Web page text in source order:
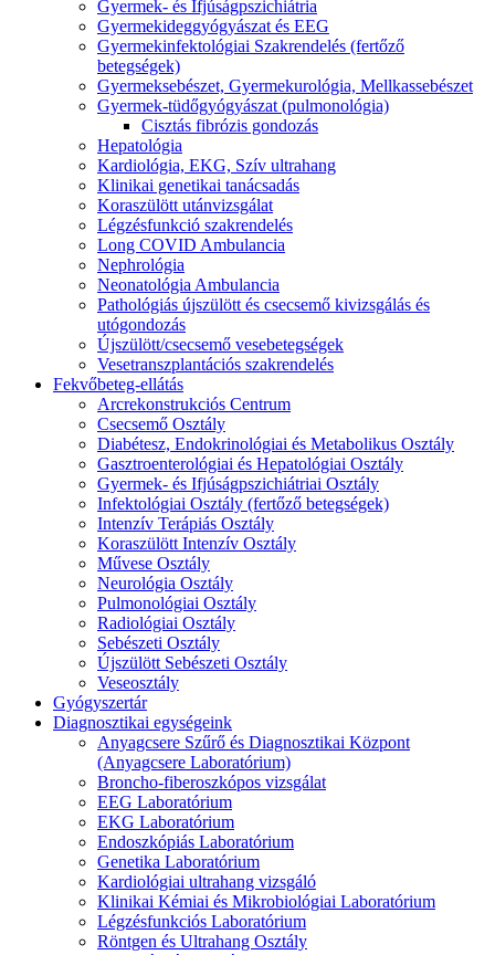
Gyermek- és Ifjúságpszichiátria
Gyermekideggyógyászat és EEG
Gyermekinfektológiai Szakrendelés (fertőző
betegségek)
Gyermeksebészet, Gyermekurológia, Mellkassebészet
Gyermek-tüdőgyógyászat (pulmonológia)
Cisztás fibrózis gondozás
Hepatológia
Kardiológia, EKG, Szív ultrahang
Klinikai genetikai tanácsadás
Koraszülött utánvizsgálat
Légzésfunkció szakrendelés
Long COVID Ambulancia
Nephrológia
Neonatológia Ambulancia
Pathológiás újszülött és csecsemő kivizsgálás és
utógondozás
Újszülött/csecsemő vesebetegségek
Vesetranszplantációs szakrendelés
Fekvőbeteg-ellátás
Arcrekonstrukciós Centrum
Csecsemő Osztály
Diabétesz, Endokrinológiai és Metabolikus Osztály
Gasztroenterológiai és Hepatológiai Osztály
Gyermek- és Ifjúságpszichiátriai Osztály
Infektológiai Osztály (fertőző betegségek)
Intenzív Terápiás Osztály
Koraszülött Intenzív Osztály
Művese Osztály
Neurológia Osztály
Pulmonológiai Osztály
Radiológiai Osztály
Sebészeti Osztály
Újszülött Sebészeti Osztály
Veseosztály
Gyógyszertár
Diagnosztikai egységeink
Anyagcsere Szűrő és Diagnosztikai Központ
(Anyagcsere Laboratórium)
Broncho-fiberoszkópos vizsgálat
EEG Laboratórium
EKG Laboratórium
Endoszkópiás Laboratórium
Genetika Laboratórium
Kardiológiai ultrahang vizsgáló
Klinikai Kémiai és Mikrobiológiai Laboratórium
Légzésfunkciós Laboratórium
Röntgen és Ultrahang Osztály